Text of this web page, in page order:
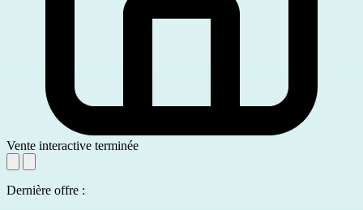
Vente interactive terminée
Dernière offre :